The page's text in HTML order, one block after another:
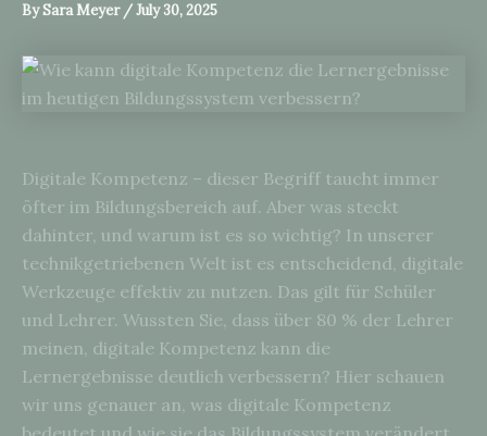
BySara Meyer /July 30, 2025
Digitale Kompetenz – dieser Begriff taucht immer
öfter im Bildungsbereich auf. Aber was steckt
dahinter, und warum ist es so wichtig? In unserer
technikgetriebenen Welt ist es entscheidend, digitale
Werkzeuge effektiv zu nutzen. Das gilt für Schüler
und Lehrer. Wussten Sie, dass über 80 % der Lehrer
meinen, digitale Kompetenz kann die
Lernergebnisse deutlich verbessern? Hier schauen
wir uns genauer an, was digitale Kompetenz